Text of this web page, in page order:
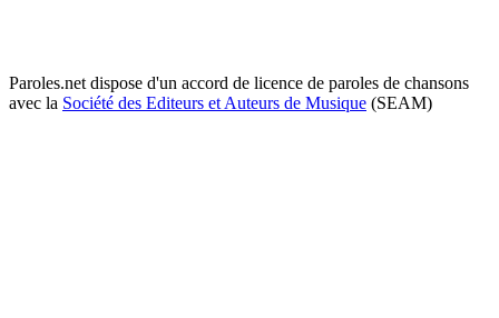
Paroles.net dispose d'un accord de licence de paroles de chansons
avec la Société des Editeurs et Auteurs de Musique (SEAM)